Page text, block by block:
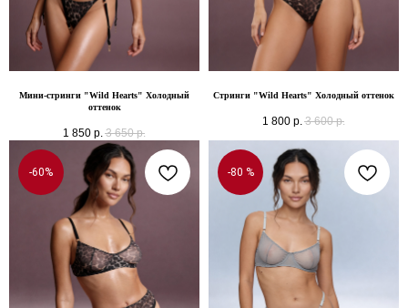
Мини-стринги "Wild Hearts" Холодный
оттенок
1 850 р. 3 650 р.
Стринги "Wild Hearts" Холодный оттенок
1 800 р. 3 600 р.
-60% -80 %